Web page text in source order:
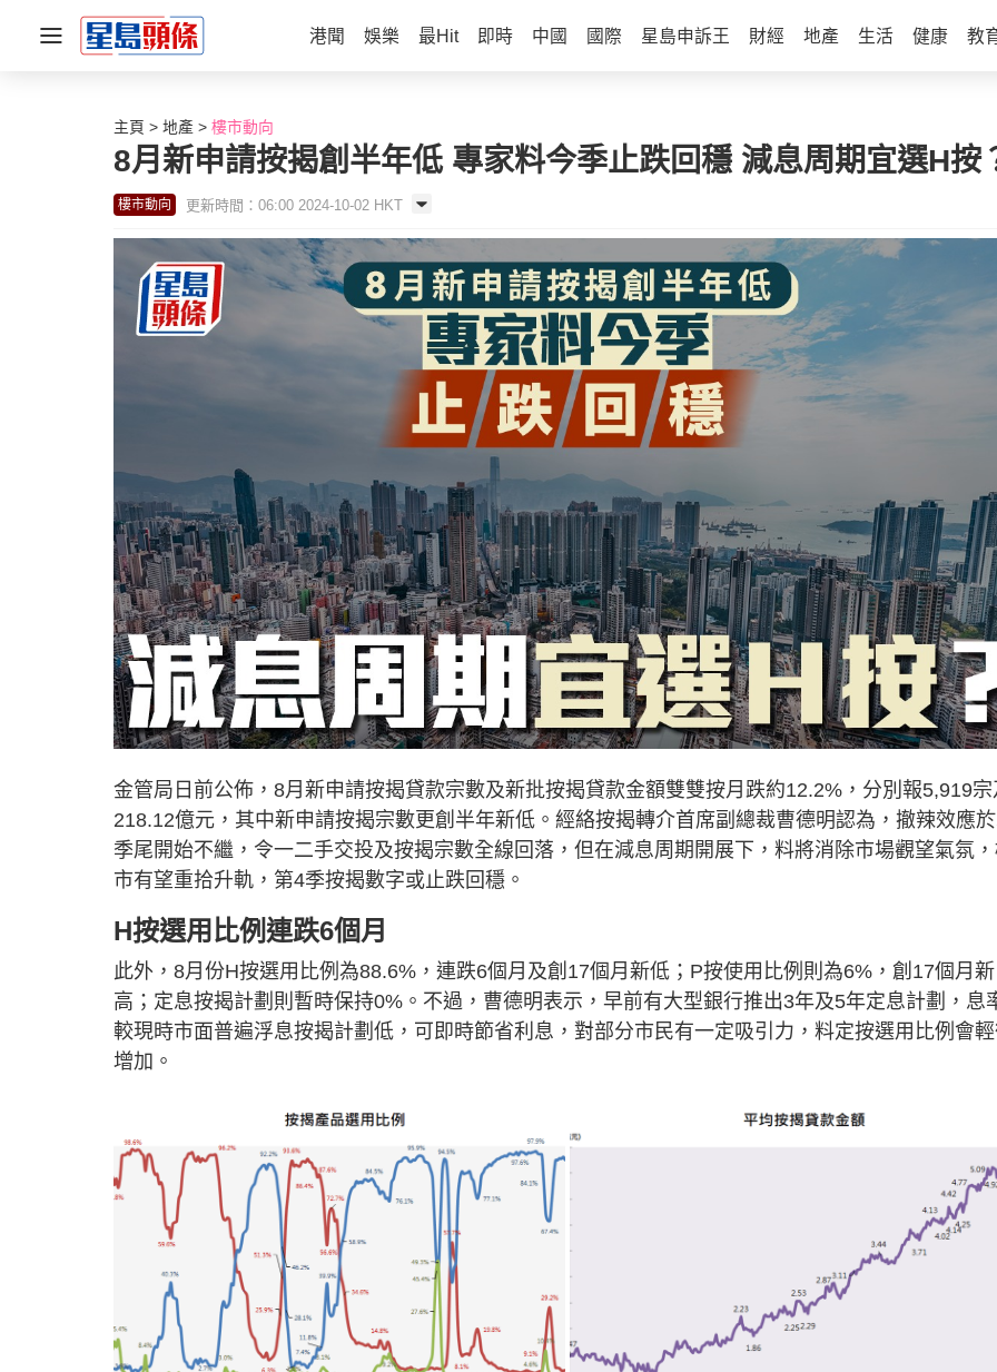
港聞 娛樂 最Hit 即時 中國 國際 星島申訴王 財經 地產 生活 健康 教
主頁 地產 樓市動向
8月新申請按揭創半年低 專家料今季止跌回穩 減息周期宜選H按
樓市動向 更新時間：06:00 2024-10-02 HKT
金管局日前公佈，8月新申請按揭貸款宗數及新批按揭貸款金額雙雙按月跌約12.2%，分別報5,919宗
218.12億元，其中新申請按揭宗數更創半年新低。經絡按揭轉介首席副總裁曹德明認為，撤辣效應
季尾開始不繼，令一二手交投及按揭宗數全線回落，但在減息周期開展下，料將消除市場觀望氣氛
市有望重拾升軌，第4季按揭數字或止跌回穩。
H按選用比例連跌6個月
此外，8月份H按選用比例為88.6%，連跌6個月及創17個月新低；P按使用比例則為6%，創17個月新
高；定息按揭計劃則暫時保持0%。不過，曹德明表示，早前有大型銀行推出3年及5年定息計劃，息
較現時市面普遍浮息按揭計劃低，可即時節省利息，對部分市民有一定吸引力，料定按選用比例會
增加。